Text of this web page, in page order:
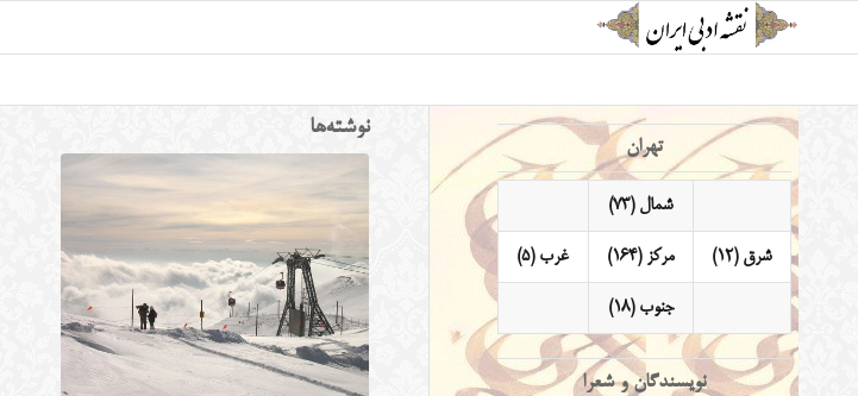
نوشته‌ها
تهران
شمال (73)
شرق (12) مرکز (164) غرب (5)
جنوب (18)
نویسندگان و شعرا